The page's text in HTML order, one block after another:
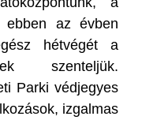
ebben az évben
hétvégét a
szenteljük.
Parki védjegyes
izgalmas